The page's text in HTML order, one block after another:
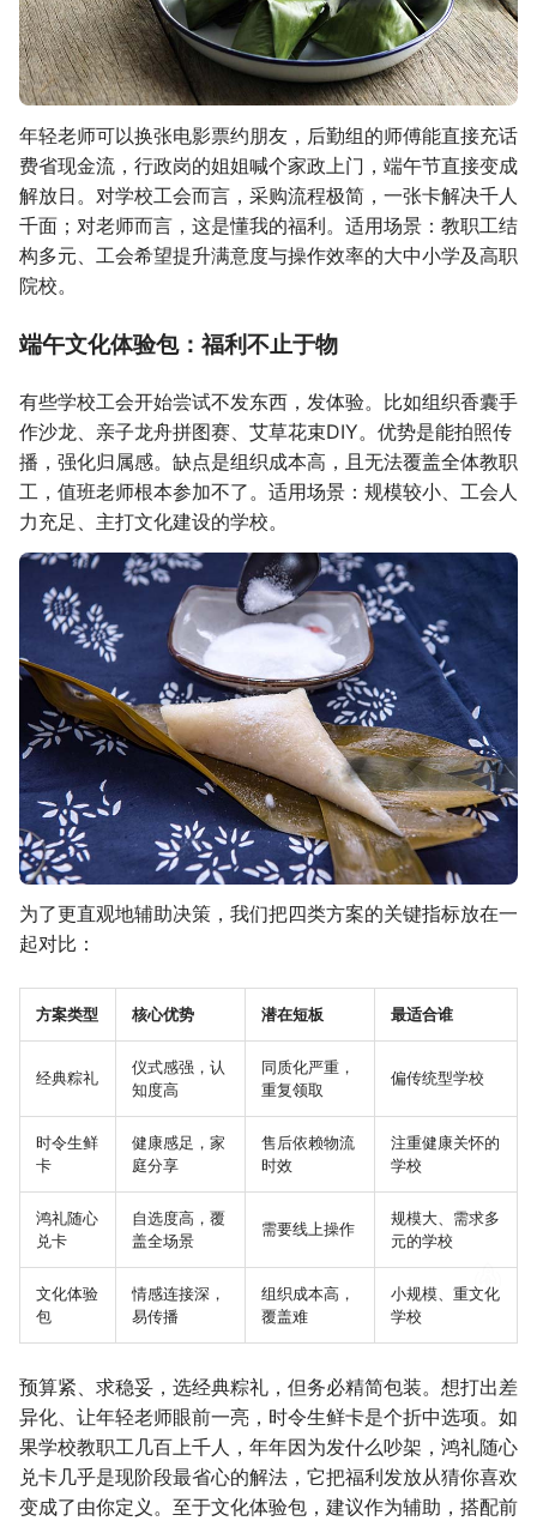
年轻老师可以换张电影票约朋友，后勤组的师傅能直接充话
费省现金流，行政岗的姐姐喊个家政上门，端午节直接变成
解放日。对学校工会而言，采购流程极简，一张卡解决千人
千面；对老师而言，这是懂我的福利。适用场景：教职工结
构多元、工会希望提升满意度与操作效率的大中小学及高职
院校。
端午文化体验包：福利不止于物
有些学校工会开始尝试不发东西，发体验。比如组织香囊手
作沙龙、亲子龙舟拼图赛、艾草花束DIY。优势是能拍照传
播，强化归属感。缺点是组织成本高，且无法覆盖全体教职
工，值班老师根本参加不了。适用场景：规模较小、工会人
力充足、主打文化建设的学校。
为了更直观地辅助决策，我们把四类方案的关键指标放在一
起对比：
方案类型 核心优势 潜在短板 最适合谁
经典粽礼
仪式感强，认
知度高
同质化严重，
重复领取
偏传统型学校
时令生鲜
卡
健康感足，家
庭分享
售后依赖物流
时效
注重健康关怀的
学校
鸿礼随心
兑卡
自选度高，覆
盖全场景
需要线上操作
规模大、需求多
元的学校
文化体验
包
情感连接深，
易传播
组织成本高，
覆盖难
小规模、重文化
学校
预算紧、求稳妥，选经典粽礼，但务必精简包装。想打出差
异化、让年轻老师眼前一亮，时令生鲜卡是个折中选项。如
果学校教职工几百上千人，年年因为发什么吵架，鸿礼随心
兑卡几乎是现阶段最省心的解法，它把福利发放从猜你喜欢
变成了由你定义。至于文化体验包，建议作为辅助，搭配前